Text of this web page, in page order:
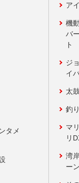
タメ
ア
機
バ
ト
ジ
イ
太
釣
マ
リ
湾
ー